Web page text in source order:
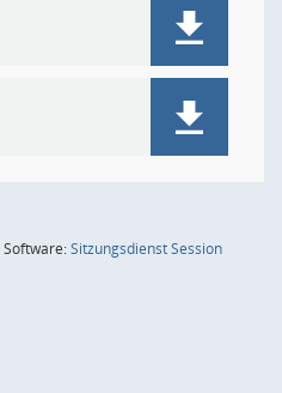
Software:SitzungsdienstSession(Wird in